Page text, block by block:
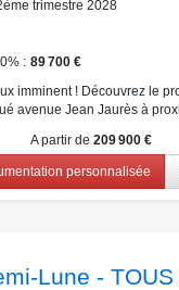
trimestre 2028
89 700 €
imminent ! Découvrez le
avenue Jean Jaurès à
A partir de 209 900 €
personnalisée
Lune - TOUS